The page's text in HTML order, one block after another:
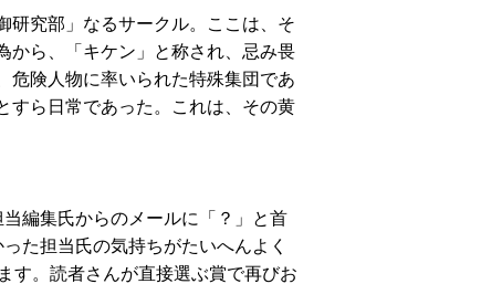
究部」なるサークル。ここは、そ
から、「キケン」と称され、忌み畏
危険人物に率いられた特殊集団であ
すら日常であった。これは、その黄
編集氏からのメールに「？」と首
た担当氏の気持ちがたいへんよく
す。読者さんが直接選ぶ賞で再びお